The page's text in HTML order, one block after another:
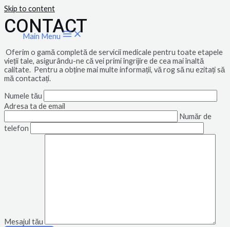
Skip to content
Main Menu
CONTACT
Oferim o gamă completă de servicii medicale pentru toate etapele
vieții tale, asigurându-ne că vei primi îngrijire de cea mai înaltă
calitate. Pentru a obține mai multe informații, vă rog să nu ezitați să
mă contactați.
Numele tău
Adresa ta de email
Număr de
telefon
Mesajul tău